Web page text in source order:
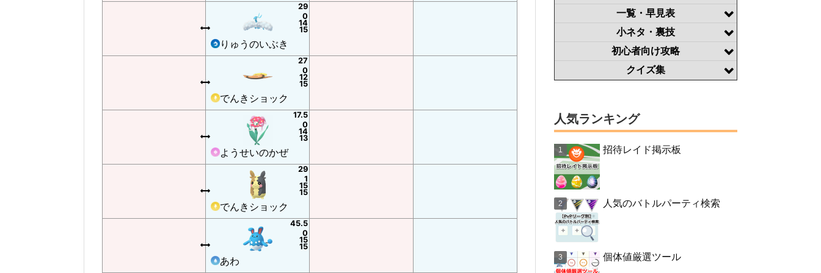
りゅうのいぶき
29
0
14
15
でんきショック
27
0
12
15
ようせいのかぜ
17.5
0
14
13
でんきショック
29
1
15
15
あわ
45.5
0
15
15
一覧・早見表
小ネタ・裏技
初心者向け攻略
クイズ集
人気ランキング
招待レイド掲示板
人気のバトルパーティ検索
個体値厳選ツール